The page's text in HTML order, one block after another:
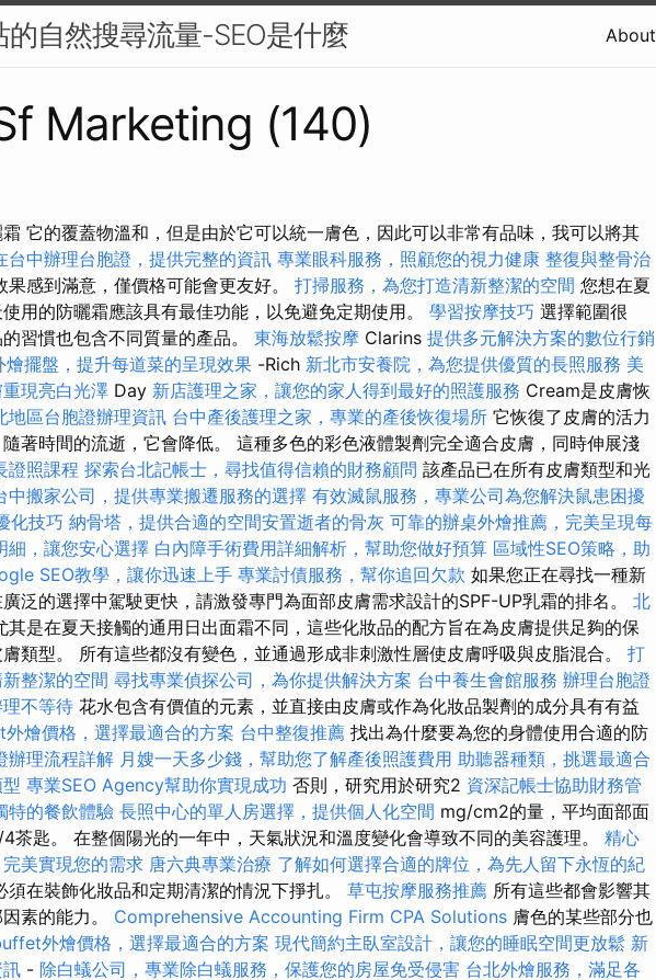
自然搜尋流量-SEO是什麼 About
Marketing (140)
它的覆蓋物溫和，但是由於它可以統一膚色，因此可以非常有品味，我可以將其
台中辦理台胞證，提供完整的資訊 專業眼科服務，照顧您的視力健康 整復與整骨治
果感到滿意，僅價格可能會更友好。 打掃服務，為您打造清新整潔的空間 您想在夏
用的防曬霜應該具有最佳功能，以免避免定期使用。 學習按摩技巧 選擇範圍很
習慣也包含不同質量的產品。 東海放鬆按摩 Clarins 提供多元解決方案的數位行銷
燴擺盤，提升每道菜的呈現效果 -Rich 新北市安養院，為您提供優質的長照服務 美
現亮白光澤 Day 新店護理之家，讓您的家人得到最好的照護服務 Cream是皮膚恢
地區台胞證辦理資訊 台中產後護理之家，專業的產後恢復場所 它恢復了皮膚的活力
著時間的流逝，它會降低。 這種多色的彩色液體製劑完全適合皮膚，同時伸展淺
證照課程 探索台北記帳士，尋找值得信賴的財務顧問 該產品已在所有皮膚類型和光
中搬家公司，提供專業搬遷服務的選擇 有效滅鼠服務，專業公司為您解決鼠患困擾
化技巧 納骨塔，提供合適的空間安置逝者的骨灰 可靠的辦桌外燴推薦，完美呈現每
細，讓您安心選擇 白內障手術費用詳細解析，幫助您做好預算 區域性SEO策略，助
SEO教學，讓你迅速上手 專業討債服務，幫你追回欠款 如果您正在尋找一種新
泛的選擇中駕駛更快，請激發專門為面部皮膚需求設計的SPF-UP乳霜的排名。 北
其是在夏天接觸的通用日出面霜不同，這些化妝品的配方旨在為皮膚提供足夠的保
類型。 所有這些都沒有變色，並通過形成非刺激性層使皮膚呼吸與皮脂混合。 打
整潔的空間 尋找專業偵探公司，為你提供解決方案 台中養生會館服務 辦理台胞證
不等待 花水包含有價值的元素，並直接由皮膚或作為化妝品製劑的成分具有有益
燴價格，選擇最適合的方案 台中整復推薦 找出為什麼要為您的身體使用合適的防
辦理流程詳解 月嫂一天多少錢，幫助您了解產後照護費用 助聽器種類，挑選最適合
專業SEO Agency幫助你實現成功 否則，研究用於研究2 資深記帳士協助財務管
特的餐飲體驗 長照中心的單人房選擇，提供個人化空間 mg/cm2的量，平均面部面
茶匙。 在整個陽光的一年中，天氣狀況和溫度變化會導致不同的美容護理。 精心
美實現您的需求 唐六典專業治療 了解如何選擇合適的牌位，為先人留下永恆的紀
須在裝飾化妝品和定期清潔的情況下掙扎。 草屯按摩服務推薦 所有這些都會影響其
素的能力。 Comprehensive Accounting Firm CPA Solutions 膚色的某些部分也
外燴價格，選擇最適合的方案 現代簡約主臥室設計，讓您的睡眠空間更放鬆 新
- 除白蟻公司，專業除白蟻服務，保護您的房屋免受侵害 台北外燴服務，滿足各